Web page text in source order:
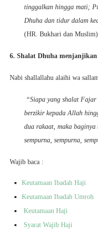
tinggalkan hingga mati;
Dhuha dan tidur dalam
(HR. Bukhari dan
6. Shalat Dhuha
Nabi shallallahu alaihi wa
“Siapa yang shalat
berzikir kepada Allah
dua rakaat, maka
sempurna, sempurna,
Wajib baca :
Keutamaan Ibadah Haji
Keutamaan Ibadah Umroh
Keutamaan Haji
Syarat Wajib Haji